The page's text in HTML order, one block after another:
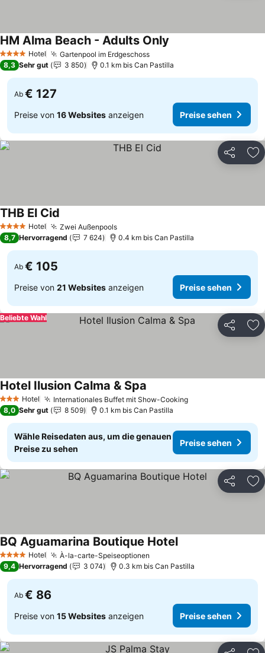
4 Sterne Hotel Gartenpool im ErdgeschossPreise sehen
HM Alma Beach - Adults Only
8,3 Sehr gut 3 850 0.1 km bis Can Pastilla
Ab € 127
Preise von 16 Websites anzeigen Preise sehen
Teilen
4 Sterne Hotel Zwei AußenpoolsPreise sehen
THB El Cid
8,7 Hervorragend 7 624 0.4 km bis Can Pastilla
Ab € 105
Preise von 21 Websites anzeigen Preise sehen
Teilen
Beliebte Wahl
3 SterneHotel Internationales Buffet mit Show-CookingPreise sehen
Hotel Ilusion Calma & Spa
8,0 Sehr gut 8 509 0.1 km bis Can Pastilla
Wähle Reisedaten aus, um die genauen
Preise zu sehen
Preise sehen
Teilen
4 Sterne Hotel À-la-carte-Speiseoptionen
BQ Aguamarina Boutique HotelPreise sehen
9,4 Hervorragend 3 074 0.3 km bis Can Pastilla
Ab € 86
Preise von 15 Websites anzeigen Preise sehen